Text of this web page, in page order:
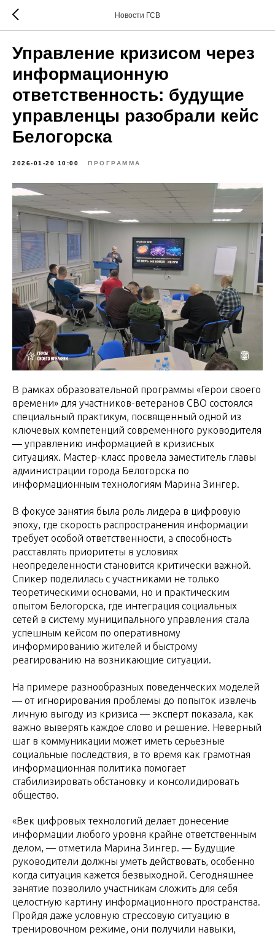
Новости ГСВ
Управление кризисом через
информационную
ответственность: будущие
управленцы разобрали кейс
Белогорска
2026-01-20 10:00 ПРОГРАММА
В рамках образовательной программы «Герои своего
времени» для участников-ветеранов СВО состоялся
специальный практикум, посвященный одной из
ключевых компетенций современного руководителя
— управлению информацией в кризисных
ситуациях. Мастер-класс провела заместитель главы
администрации города Белогорска по
информационным технологиям Марина Зингер.
В фокусе занятия была роль лидера в цифровую
эпоху, где скорость распространения информации
требует особой ответственности, а способность
расставлять приоритеты в условиях
неопределенности становится критически важной.
Спикер поделилась с участниками не только
теоретическими основами, но и практическим
опытом Белогорска, где интеграция социальных
сетей в систему муниципального управления стала
успешным кейсом по оперативному
информированию жителей и быстрому
реагированию на возникающие ситуации.
На примере разнообразных поведенческих моделей
— от игнорирования проблемы до попыток извлечь
личную выгоду из кризиса — эксперт показала, как
важно выверять каждое слово и решение. Неверный
шаг в коммуникации может иметь серьезные
социальные последствия, в то время как грамотная
информационная политика помогает
стабилизировать обстановку и консолидировать
общество.
«Век цифровых технологий делает донесение
информации любого уровня крайне ответственным
делом, — отметила Марина Зингер. — Будущие
руководители должны уметь действовать, особенно
когда ситуация кажется безвыходной. Сегодняшнее
занятие позволило участникам сложить для себя
целостную картину информационного пространства.
Пройдя даже условную стрессовую ситуацию в
тренировочном режиме, они получили навыки,